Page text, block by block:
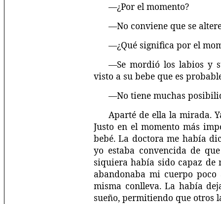
—¿Por el momento?
—No conviene que se
—¿Qué significa por el
—Se mordió los labios y
visto a su bebe que es
—No tiene muchas
Aparté de ella la mirada.
Justo en el momento más
bebé. La doctora me había
yo estaba convencida de
siquiera había sido capaz de
abandonaba mi cuerpo
misma conlleva. La había
sueño, permitiendo que otros